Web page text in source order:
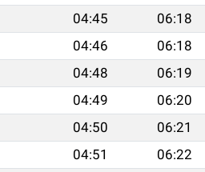
04:45 06:18
04:46 06:18
04:48 06:19
04:49 06:20
04:50 06:21
04:51 06:22